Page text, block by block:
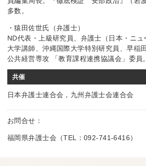
多数。
・猿田佐世氏（弁護士）
ND代表・上級研究員、弁護士（日本・ニ
大学講師、沖縄国際大学特別研究員、早稲
公共経営専攻 「教育課程連携協議会」委員。
共催
日本弁護士連合会，九州弁護士会連合会
お問合せ：
福岡県弁護士会（TEL：092-741-6416）